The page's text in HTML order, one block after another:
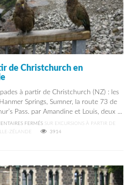
de Christchurch en
à partir de Christchurch (NZ) : les
Springs, Sumner, la route 73 de
Pass. par Amandine et Louis, deux ...
FERMÉS SUR EXCURSIONS À PARTIR DE
ZÉLANDE
3914